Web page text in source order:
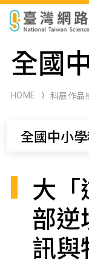
科展作品
科學研習
全國
HOME 科展作品
全國中小
大
部逆
訊與